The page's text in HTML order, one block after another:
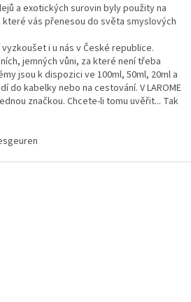
a exotických surovin byly použity na
vás přenesou do světa smyslových
i u nás v České republice.
jemných vůni, za které není třeba
jsou k dispozici ve 100ml, 50ml, 20ml a
do kabelky nebo na cestování. V LAROME
značkou. Chcete-li tomu uvěřit... Tak